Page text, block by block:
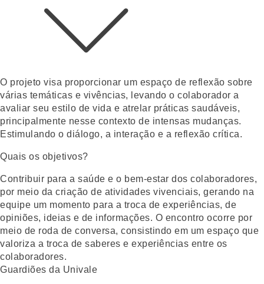
O projeto visa proporcionar um espaço de reflexão sobre
várias temáticas e vivências, levando o colaborador a
avaliar seu estilo de vida e atrelar práticas saudáveis,
principalmente nesse contexto de intensas mudanças.
Estimulando o diálogo, a interação e a reflexão crítica.
Quais os objetivos?
Contribuir para a saúde e o bem-estar dos colaboradores,
por meio da criação de atividades vivenciais, gerando na
equipe um momento para a troca de experiências, de
opiniões, ideias e de informações. O encontro ocorre por
meio de roda de conversa, consistindo em um espaço que
valoriza a troca de saberes e experiências entre os
colaboradores.
Guardiões da Univale